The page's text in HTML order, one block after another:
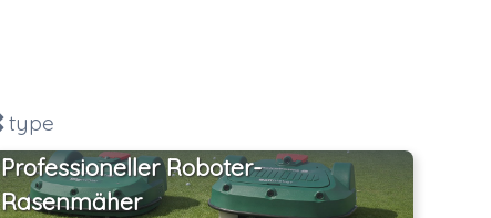
type
Professioneller Roboter-
Rasenmäher